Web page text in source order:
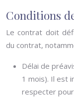
Conditions
Le contrat doit
du contrat,
Délai de
1 mois). Il est
respecter